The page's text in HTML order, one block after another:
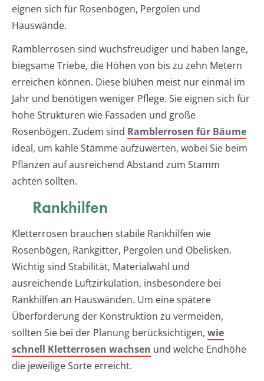
eignen sich für Rosenbögen, Pergolen und
Hauswände.
Ramblerrosen sind wuchsfreudiger und haben lange,
biegsame Triebe, die Höhen von bis zu zehn Metern
erreichen können. Diese blühen meist nur einmal im
Jahr und benötigen weniger Pflege. Sie eignen sich für
hohe Strukturen wie Fassaden und große
Rosenbögen. Zudem sind Ramblerrosen für Bäume
ideal, um kahle Stämme aufzuwerten, wobei Sie beim
Pflanzen auf ausreichend Abstand zum Stamm
achten sollten.
Rankhilfen
Kletterrosen brauchen stabile Rankhilfen wie
Rosenbögen, Rankgitter, Pergolen und Obelisken.
Wichtig sind Stabilität, Materialwahl und
ausreichende Luftzirkulation, insbesondere bei
Rankhilfen an Hauswänden. Um eine spätere
Überforderung der Konstruktion zu vermeiden,
sollten Sie bei der Planung berücksichtigen, wie
schnell Kletterrosen wachsen und welche Endhöhe
die jeweilige Sorte erreicht.